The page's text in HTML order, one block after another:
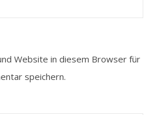
Website in diesem Browser für
speichern.